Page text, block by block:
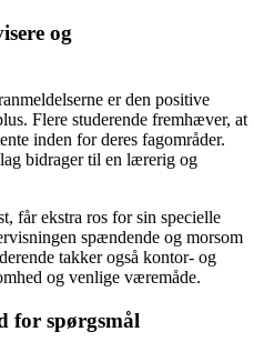
og
er den positive
Flere studerende fremhæver, at
inden for deres fagområder.
bidrager til en lærerig og
får ekstra ros for sin specielle
spændende og morsom
takker også kontor- og
og venlige væremåde.
for spørgsmål